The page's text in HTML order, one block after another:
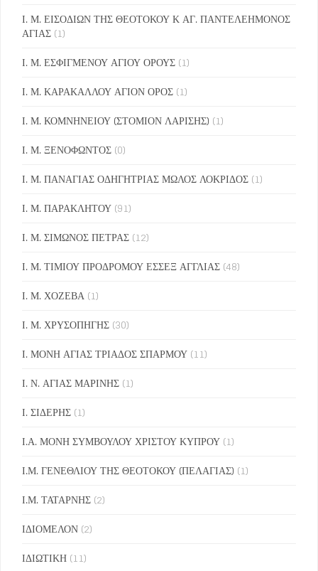
Ι. Μ. ΕΙΣΟΔΙΩΝ ΤΗΣ ΘΕΟΤΟΚΟΥ Κ ΑΓ. ΠΑΝΤΕΛΕΗΜΟΝΟΣ
ΑΓΙΑΣ (1)
Ι. Μ. ΕΣΦΙΓΜΕΝΟΥ ΑΓΙΟΥ ΟΡΟΥΣ (1)
Ι. Μ. ΚΑΡΑΚΑΛΛΟΥ ΑΓΙΟΝ ΟΡΟΣ (1)
Ι. Μ. ΚΟΜΝΗΝΕΙΟΥ (ΣΤΟΜΙΟΝ ΛΑΡΙΣΗΣ) (1)
Ι. Μ. ΞΕΝΟΦΩΝΤΟΣ (0)
Ι. Μ. ΠΑΝΑΓΙΑΣ ΟΔΗΓΗΤΡΙΑΣ ΜΩΛΟΣ ΛΟΚΡΙΔΟΣ (1)
Ι. Μ. ΠΑΡΑΚΛΗΤΟΥ (91)
Ι. Μ. ΣΙΜΩΝΟΣ ΠΕΤΡΑΣ (12)
Ι. Μ. ΤΙΜΙΟΥ ΠΡΟΔΡΟΜΟΥ ΕΣΣΕΞ ΑΓΓΛΙΑΣ (48)
Ι. Μ. ΧΟΖΕΒΑ (1)
Ι. Μ. ΧΡΥΣΟΠΗΓΗΣ (30)
Ι. ΜΟΝΗ ΑΓΙΑΣ ΤΡΙΑΔΟΣ ΣΠΑΡΜΟΥ (11)
Ι. Ν. ΑΓΙΑΣ ΜΑΡΙΝΗΣ (1)
Ι. ΣΙΔΕΡΗΣ (1)
Ι.Α. ΜΟΝΗ ΣΥΜΒΟΥΛΟΥ ΧΡΙΣΤΟΥ ΚΥΠΡΟΥ (1)
Ι.Μ. ΓΕΝΕΘΛΙΟΥ ΤΗΣ ΘΕΟΤΟΚΟΥ (ΠΕΛΑΓΙΑΣ) (1)
Ι.Μ. ΤΑΤΑΡΝΗΣ (2)
ΙΔΙΟΜΕΛΟΝ (2)
ΙΔΙΩΤΙΚΗ (11)